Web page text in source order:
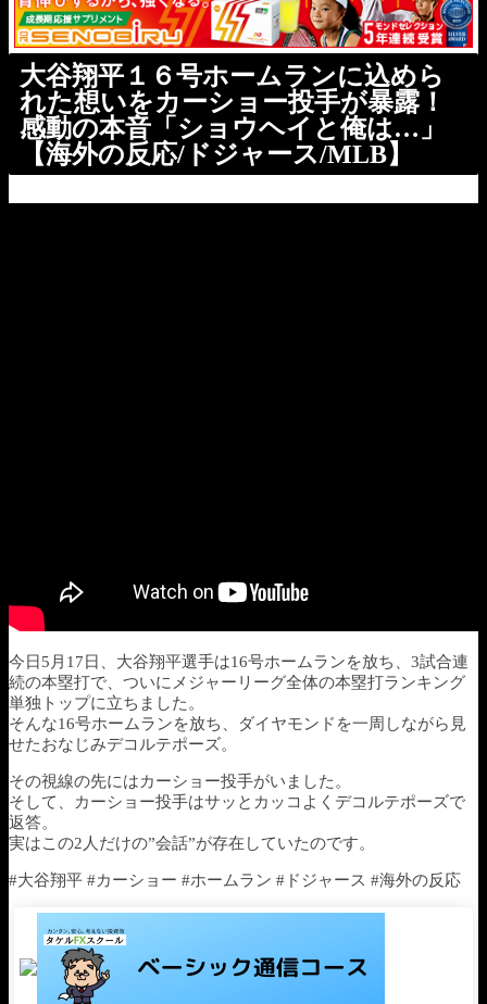
大谷翔平１６号ホームランに込めら
れた想いをカーショー投手が暴露！
感動の本音「ショウヘイと俺は…」
【海外の反応/ドジャース/MLB】
今日5月17日、大谷翔平選手は16号ホームランを放ち、3試合連
続の本塁打で、ついにメジャーリーグ全体の本塁打ランキング
単独トップに立ちました。
そんな16号ホームランを放ち、ダイヤモンドを一周しながら見
せたおなじみデコルテポーズ。
その視線の先にはカーショー投手がいました。
そして、カーショー投手はサッとカッコよくデコルテポーズで
返答。
実はこの2人だけの”会話”が存在していたのです。
#大谷翔平 #カーショー #ホームラン #ドジャース #海外の反応